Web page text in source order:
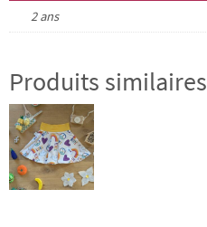
2 ans
Produits similaires